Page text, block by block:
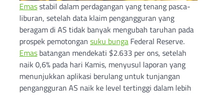
Emasstabil dalam perdagangan yang tenang pasca-
liburan, setelah data klaim pengangguran yang
beragam di AS tidak banyak mengubah taruhan pada
prospek pemotongan suku bunga Federal Reserve.
Emas batangan mendekati $2.633 per ons, setelah
naik 0,6% pada hari Kamis, menyusul laporan yang
menunjukkan aplikasi berulang untuk tunjangan
pengangguran AS naik ke level tertinggi dalam lebih